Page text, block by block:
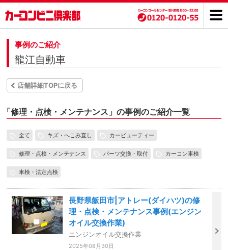
事例のご紹介
龍江自動車
店舗詳細TOPに戻る
「修理・点検・メンテナンス」の事例のご紹介一覧
全て キズ・へこみ直し カービューティー
修理・点検・メンテナンス パーツ交換・取付 カーコン車検
車検・法定点検
長野県飯田市|アトレー(ダイハツ)の修
理・点検・メンテナンス事例(エンジン
オイル交換作業)
エンジンオイル交換作業
2025年08月30日